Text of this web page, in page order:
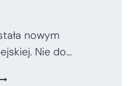
nowym
Nie do…